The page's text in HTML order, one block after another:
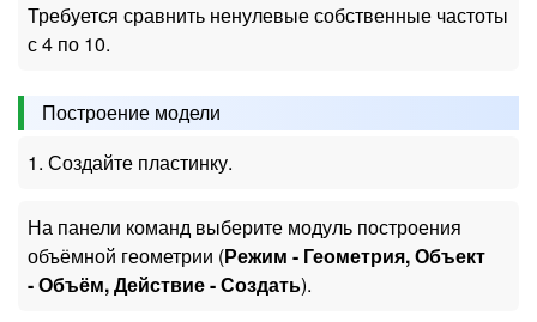
Требуется сравнить ненулевые собственные частоты
с 4 по 10.
Построение модели
1. Создайте пластинку.
На панели команд выберите модуль построения
объёмной геометрии (Режим - Геометрия, Объект
- Объём, Действие - Создать).